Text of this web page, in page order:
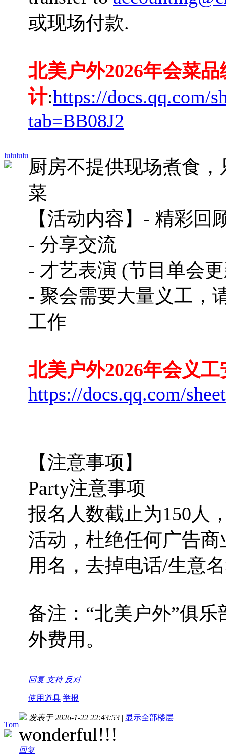
lulululu
或现场付款.
北美户外2026年会菜品
计:https://docs.qq.com/
tab=BB08J2
厨房不提供现场煮食
菜
【活动内容】- 精彩回
- 分享交流
- 才艺表演 (节目单会
- 聚会需要大量义工，
工作
北美户外2026年会义工
https://docs.qq.com/
【注意事项】
Party注意事项
报名人数截止为150人
活动，杜绝任何广告
用名，去掉电话/生意
备注：“北美户外”俱
外费用。
回复 支持 反对
使用道具 举报
Tom
发表于 2026-1-22 22:43:53 | 显示全部楼层
wonderful!!!
回复